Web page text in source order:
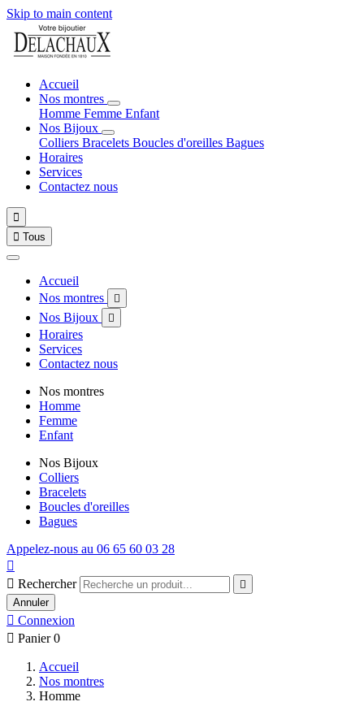
Skip to main content
Accueil
Nos montres
Homme Femme Enfant
Nos Bijoux
Colliers Bracelets Boucles d'oreilles Bagues
Horaires
Services
Contactez nous

 Tous
Accueil
Nos montres

Nos Bijoux 
Horaires
Services
Contactez nous
Nos montres
Homme
Femme
Enfant
Nos Bijoux
Colliers
Bracelets
Boucles d'oreilles
Bagues
Appelez-nous au 06 65 60 03 28

 Rechercher

Annuler
 Connexion
 Panier 0
Accueil
Nos montres
Homme